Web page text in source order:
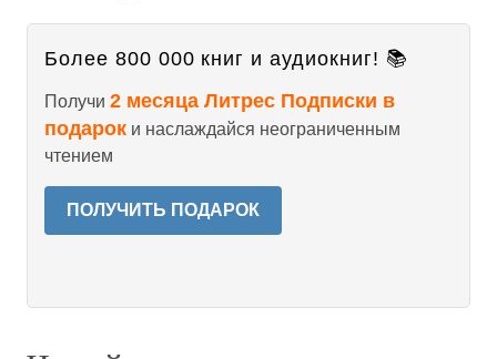
Более 800 000 книг и аудиокниг! 📚
Получи 2 месяца Литрес Подписки в
подарок и наслаждайся неограниченным
чтением
ПОЛУЧИТЬ ПОДАРОК